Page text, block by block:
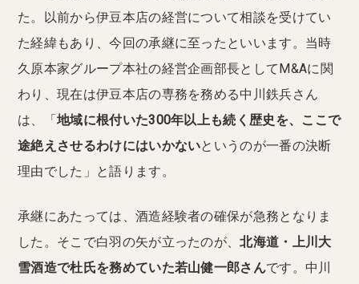
た。以前から伊豆本店の経営について相談を受けてい
た経緯もあり、今回の承継に至ったといいます。当時
久原本家グループ本社の経営企画部長としてM&Aに関
わり、現在は伊豆本店の専務を務める中川鉄兵さん
は、「地域に根付いた300年以上も続く歴史を、ここで
途絶えさせるわけにはいかないというのが一番の決断
理由でした」と語ります。
承継にあたっては、酒造経験者の確保が急務となりま
した。そこで白羽の矢が立ったのが、北海道・上川大
雪酒造で杜氏を務めていた若山健一郎さんです。中川